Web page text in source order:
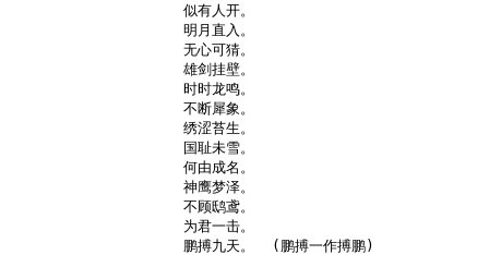
似有人开。
明月直入。
无心可猜。
雄剑挂壁。
时时龙鸣。
不断犀象。
绣涩苔生。
国耻未雪。
何由成名。
神鹰梦泽。
不顾鸱鸢。
为君一击。
鹏搏九天。  (鹏搏一作搏鹏)